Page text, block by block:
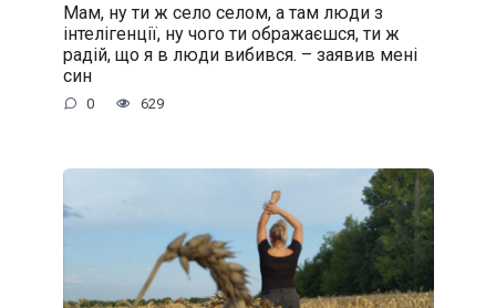
Мам, ну ти ж село селом, а там люди з
інтелігенції, ну чого ти ображаєшся, ти ж
радій, що я в люди вибився. – заявив мені
син
0 629